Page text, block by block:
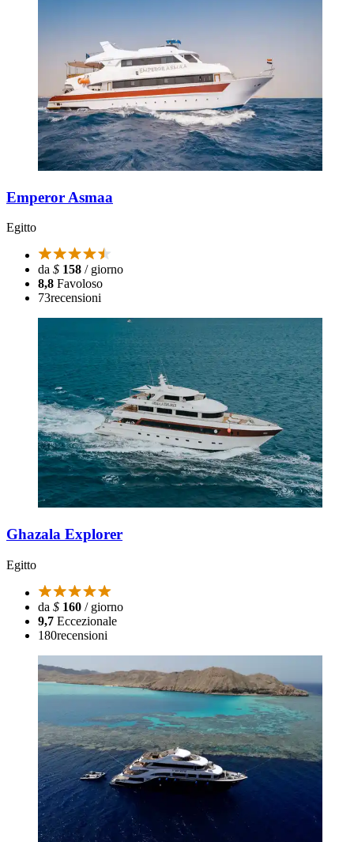
Emperor Asmaa
Egitto
da $ 158 / giorno
8,8 Favoloso
73recensioni
Ghazala Explorer
Egitto
da $ 160 / giorno
9,7 Eccezionale
180recensioni